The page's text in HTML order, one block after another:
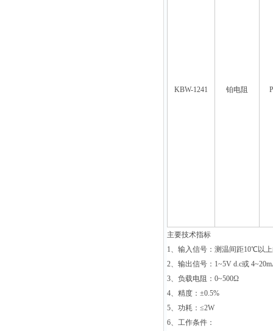
KBW-1241 铂电阻
主要技术指标
1、输入信号：测温间距10℃以
2、输出信号： 1~5V d.c或
3、负载电阻： 0~500Ω
4、精度： ±0.5%
5、功耗： ≤2W
6、工作条件：